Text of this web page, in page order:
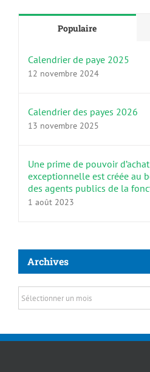
Populaire
Calendrier de paye 2025
12 novembre 2024
Calendrier des payes 2026
13 novembre 2025
Une prime de pouvoir
exceptionnelle est créée au
des agents publics de la
1 août 2023
Archives
Archives